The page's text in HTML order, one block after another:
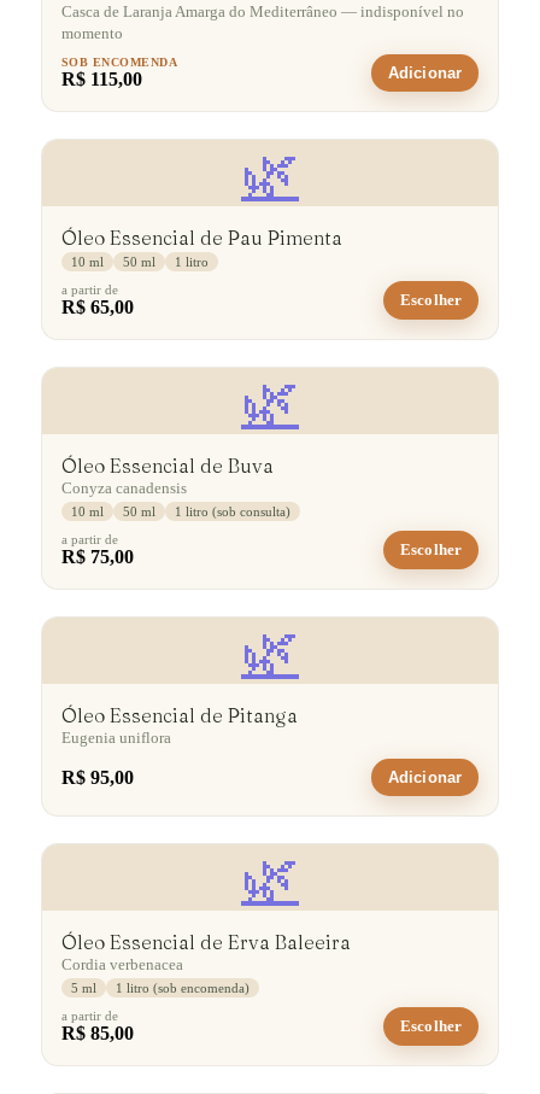
Casca de Laranja Amarga do Mediterrâneo — indisponível no
momento
SOB ENCOMENDA
R$ 115,00 Adicionar
🌿
Óleo Essencial de Pau Pimenta
10 ml 50 ml
1 litro
a partir de
R$ 65,00 Escolher
🌿
Óleo Essencial de Buva
Conyza canadensis
10 ml 50 ml
1 litro (sob consulta)
a partir de
R$ 75,00 Escolher
🌿
Óleo Essencial de Pitanga
Eugenia uniflora
R$ 95,00 Adicionar
🌿
Óleo Essencial de Erva Baleeira
Cordia verbenacea
5 ml
1 litro (sob encomenda)
a partir de
R$ 85,00 Escolher